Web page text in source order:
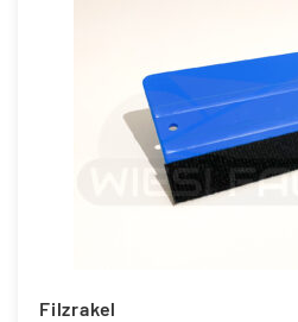
Filzrakel